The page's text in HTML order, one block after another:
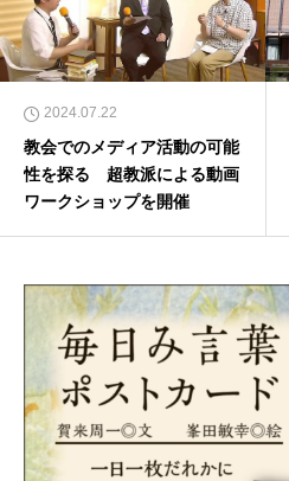
2024.07.22
教会でのメディア活動の可能
性を探る 超教派による動画
ワークショップを開催